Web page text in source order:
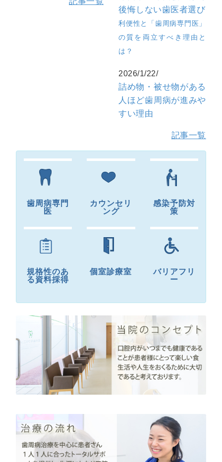
後悔しない歯医者選び
利便性と「歯周病専門医」
の質を両立すべき理由と
は？
2026/1/22/
詰め物・被せ物がある
人ほど歯周病が進みや
すい理由
記事一覧
歯周病専門
医
カウンセリ
ング
感染予防対
策
規格性のあ
る資料採得
個室診療室 バリアフリ
ー